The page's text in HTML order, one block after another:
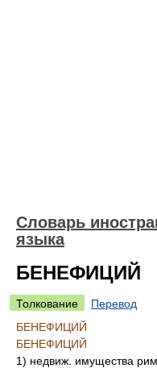
Словарь
языка
БЕНЕФИЦИЙ
Толкование
Перевод
БЕНЕФИЦИЙ
БЕНЕФИЦИЙ
1) недвиж. имущества